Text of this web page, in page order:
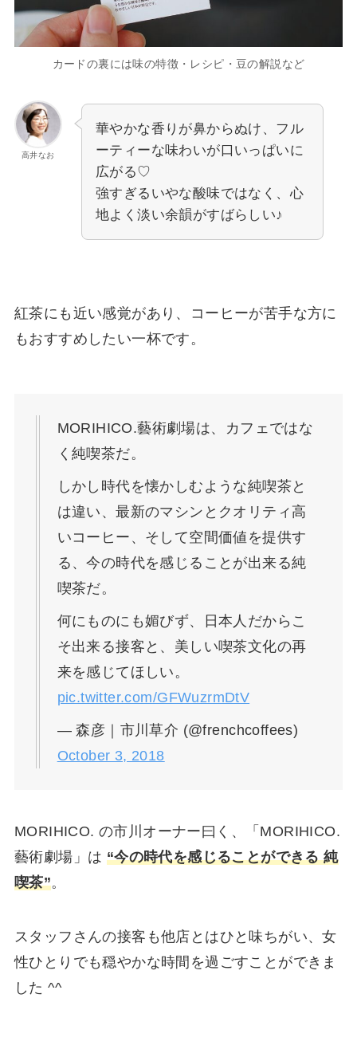
カードの裏には味の特徴・レシピ・豆の解説など
高井なお
華やかな香りが鼻からぬけ、フル
ーティーな味わいが口いっぱいに
広がる♡
強すぎるいやな酸味ではなく、心
地よく淡い余韻がすばらしい♪
紅茶にも近い感覚があり、コーヒーが苦手な方に
もおすすめしたい一杯です。
MORIHICO.藝術劇場は、カフェではな
く純喫茶だ。
しかし時代を懐かしむような純喫茶と
は違い、最新のマシンとクオリティ高
いコーヒー、そして空間価値を提供す
る、今の時代を感じることが出来る純
喫茶だ。
何にものにも媚びず、日本人だからこ
そ出来る接客と、美しい喫茶文化の再
来を感じてほしい。
pic.twitter.com/GFWuzrmDtV
— 森彦｜市川草介 (@frenchcoffees)
October 3, 2018
MORIHICO. の市川オーナー曰く、「MORIHICO.
藝術劇場」は “今の時代を感じることができる 純
喫茶”。
スタッフさんの接客も他店とはひと味ちがい、女
性ひとりでも穏やかな時間を過ごすことができま
した ^^